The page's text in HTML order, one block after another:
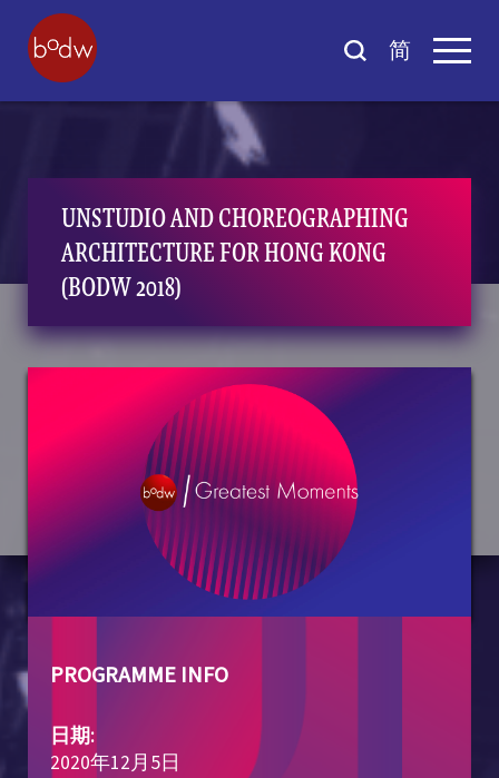
简
UNSTUDIO AND CHOREOGRAPHING
ARCHITECTURE FOR HONG KONG
(BODW 2018)
PROGRAMME INFO
日期:
2020年12月5日